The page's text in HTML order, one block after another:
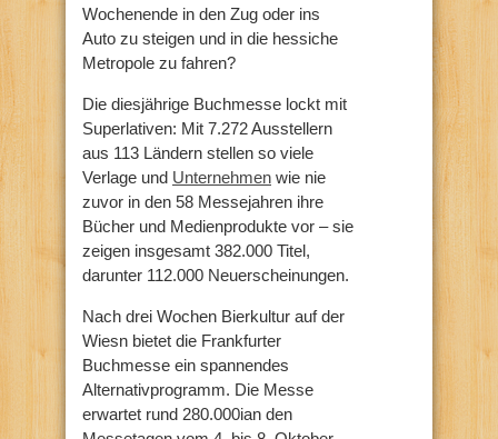
Wochenende in den Zug oder ins
Auto zu steigen und in die hessiche
Metropole zu fahren?
Die diesjährige Buchmesse lockt mit
Superlativen: Mit 7.272 Ausstellern
aus 113 Ländern stellen so viele
Verlage und Unternehmen wie nie
zuvor in den 58 Messejahren ihre
Bücher und Medienprodukte vor – sie
zeigen insgesamt 382.000 Titel,
darunter 112.000 Neuerscheinungen.
Nach drei Wochen Bierkultur auf der
Wiesn bietet die Frankfurter
Buchmesse ein spannendes
Alternativprogramm. Die Messe
erwartet rund 280.000ian den